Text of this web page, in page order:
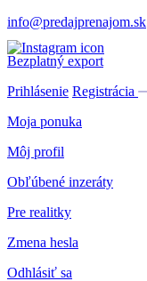
info@predajprenajom.sk
Bezplatný export
Prihlásenie Registrácia
Moja ponuka
Môj profil
Obľúbené inzeráty
Pre realitky
Zmena hesla
Odhlásiť sa